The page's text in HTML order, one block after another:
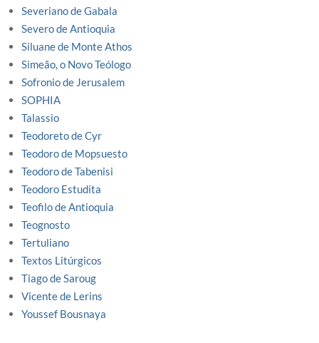
Severiano de Gabala
Severo de Antioquia
Siluane de Monte Athos
Simeão, o Novo Teólogo
Sofronio de Jerusalem
SOPHIA
Talassio
Teodoreto de Cyr
Teodoro de Mopsuesto
Teodoro de Tabenisi
Teodoro Estudita
Teofilo de Antioquia
Teognosto
Tertuliano
Textos Litúrgicos
Tiago de Saroug
Vicente de Lerins
Youssef Bousnaya